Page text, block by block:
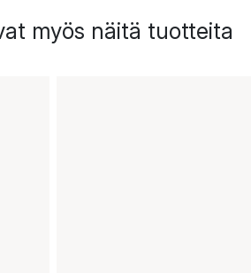
myös näitä tuotteita